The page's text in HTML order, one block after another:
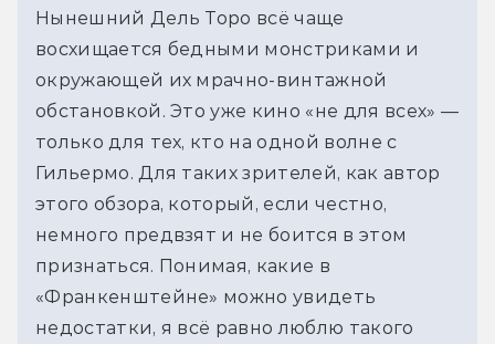
Нынешний Дель Торо всё чаще
восхищается бедными монстриками и
окружающей их мрачно-винтажной
обстановкой. Это уже кино «не для всех» —
только для тех, кто на одной волне с
Гильермо. Для таких зрителей, как автор
этого обзора, который, если честно,
немного предвзят и не боится в этом
признаться. Понимая, какие в
«Франкенштейне» можно увидеть
недостатки, я всё равно люблю такого